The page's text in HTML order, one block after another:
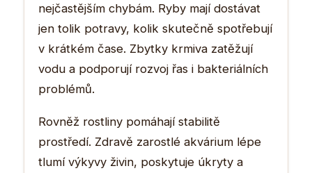
nejčastějším chybám. Ryby mají dostávat
jen tolik potravy, kolik skutečně spotřebují
v krátkém čase. Zbytky krmiva zatěžují
vodu a podporují rozvoj řas i bakteriálních
problémů.
Rovněž rostliny pomáhají stabilitě
prostředí. Zdravě zarostlé akvárium lépe
tlumí výkyvy živin, poskytuje úkryty a